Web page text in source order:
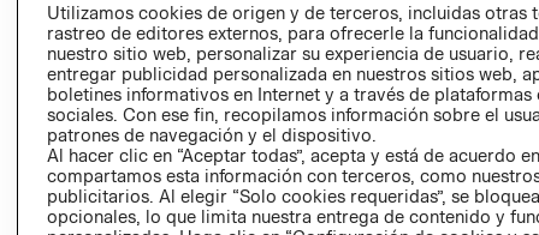
AVISO DE
PRIVACIDAD
GIFT CARD
AVISO DE
COOKIES
Utilizamos cookies de origen y de terceros, incluidas otras
rastreo de editores externos, para ofrecerle la
nuestro sitio web, personalizar su experiencia de usuario,
entregar publicidad personalizada en nuestros sitios web,
boletines informativos en Internet y a través de plataformas
sociales. Con ese fin, recopilamos información sobre el
patrones de navegación y el dispositivo.
Al hacer clic en “Aceptar todas”, acepta y está de acuerdo
compartamos esta información con terceros, como
publicitarios. Al elegir “Solo cookies requeridas”, se
opcionales, lo que limita nuestra entrega de contenido y